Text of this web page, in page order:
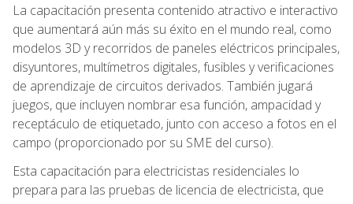
La capacitación presenta contenido atractivo e interactivo
que aumentará aún más su éxito en el mundo real, como
modelos 3D y recorridos de paneles eléctricos principales,
disyuntores, multímetros digitales, fusibles y verificaciones
de aprendizaje de circuitos derivados. También jugará
juegos, que incluyen nombrar esa función, ampacidad y
receptáculo de etiquetado, junto con acceso a fotos en el
campo (proporcionado por su SME del curso).
Esta capacitación para electricistas residenciales lo
prepara para las pruebas de licencia de electricista, que